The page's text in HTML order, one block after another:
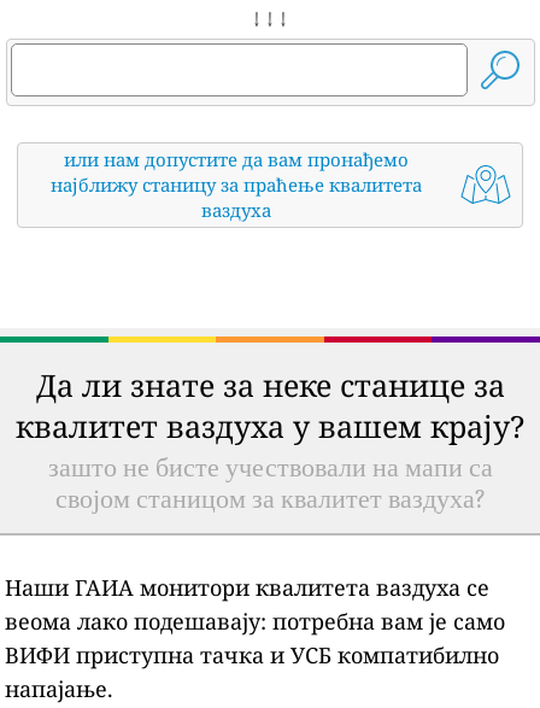
↓ ↓ ↓
или нам допустите да вам пронађемо
најближу станицу за праћење квалитета
ваздуха
Да ли знате за неке станице за
квалитет ваздуха у вашем крају?
зашто не бисте учествовали на мапи са
својом станицом за квалитет ваздуха?
Наши ГАИА монитори квалитета ваздуха се
веома лако подешавају: потребна вам је само
ВИФИ приступна тачка и УСБ компатибилно
напајање.